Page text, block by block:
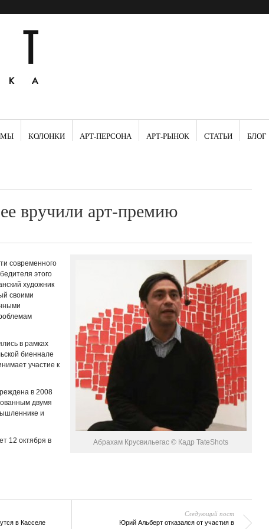
КОЛОНКИ АРТ-ПЕРСОНА АРТ-РЫНОК СТАТЬИ БЛОГ
вручили арт-премию
Абрахам Крусвильегас © Кадр TateShots
современного
этого
художник
своими
в рамках
биеннале
участие к
в 2008
двумя
и
12 октября в
в Касселе
Следующий пост
Юрий Альберт отказался от участия в